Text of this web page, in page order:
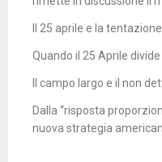
Il 25 aprile e la
Quando il 25 Aprile
Il campo largo e il non
Dalla “risposta
nuova strategia